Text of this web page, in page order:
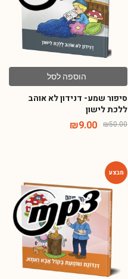
הוספה לסל
סיפור שמע- דנידון לא אוהב
ללכת לישון
₪50.00
₪9.00